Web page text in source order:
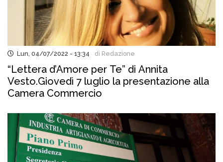
Lun, 04/07/2022 - 13:34 di Redazione
“Lettera d’Amore per Te” di Annita
Vesto.Giovedì 7 luglio la presentazione alla
Camera Commercio